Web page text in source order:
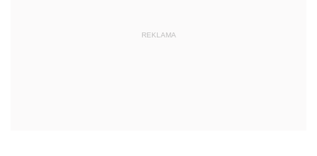
REKLAMA